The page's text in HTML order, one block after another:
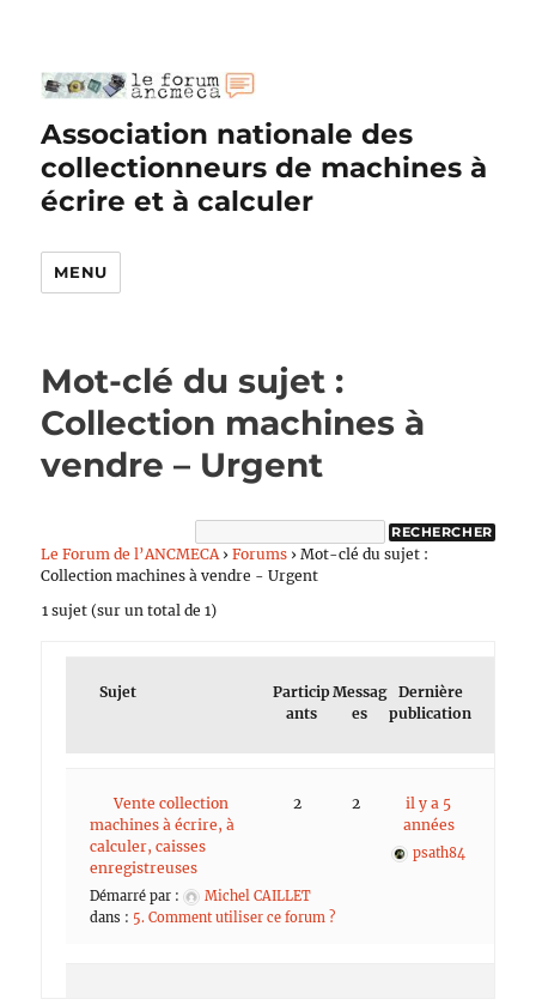
Association nationale des
collectionneurs de machines à
écrire et à calculer
MENU
Mot-clé du sujet :
Collection machines à
vendre – Urgent
Le Forum de l’ANCMECA › Forums › Mot-clé du sujet :
Collection machines à vendre - Urgent
1 sujet (sur un total de 1)
Sujet
Particip
ants
Messag
es
Dernière
publication
Vente collection
machines à écrire, à
calculer, caisses
enregistreuses
Démarré par :
Michel CAILLET
dans : 5. Comment utiliser ce forum ?
2 2
il y a 5
années
psath84